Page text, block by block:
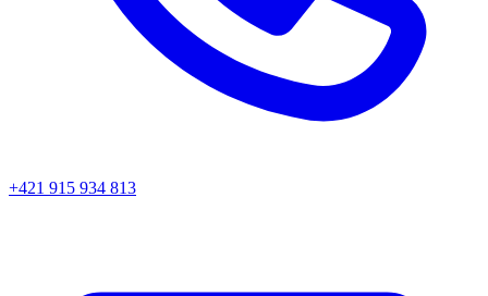
+421 915 934 813